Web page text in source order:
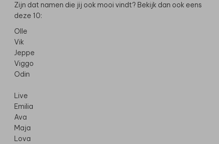
Zijn dat namen die jij ook mooi vindt? Bekijk dan ook eens
deze 10:
Olle
Vik
Jeppe
Viggo
Odin
Live
Emilia
Ava
Maja
Lova